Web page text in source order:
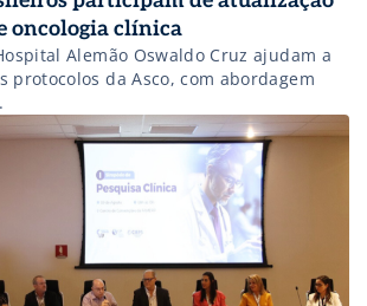
oncologia clínica
Alemão Oswaldo Cruz ajudam a
protocolos da Asco, com abordagem